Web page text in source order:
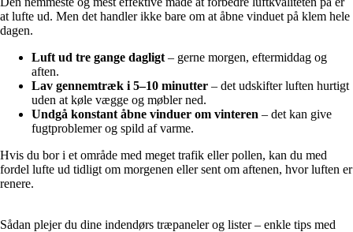
at lufte ud. Men det handler ikke bare om at åbne vinduet på klem hele
dagen.
Luft ud tre gange dagligt– gerne morgen, eftermiddag og
aften.
Lav gennemtræk i 5–10 minutter – det udskifter luften hurtigt
uden at køle vægge og møbler ned.
Undgå konstant åbne vinduer om vinteren – det kan give
fugtproblemer og spild af varme.
Hvis du bor i et område med meget trafik eller pollen, kan du med
fordel lufte ud tidligt om morgenen eller sent om aftenen, hvor luften er
renere.
Sådan plejer du dine indendørs træpaneler og lister – enkle tips med